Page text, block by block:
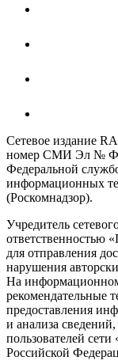
Сетевое издание
номер СМИ Эл №
Федеральной
информационных
(Роскомнадзор).
Учредитель
ответственностью
для отправления
нарушения
На
рекомендательные
предоставления
и анализа
пользователей
Российской